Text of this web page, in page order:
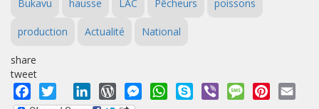
Bukavu hausse LAC Pêcheurs poissons
production Actualité National
share
tweet
Facebook
Twitter LinkedInWordPressMessengerWhatsApp
Skype Viber MessagePinterest